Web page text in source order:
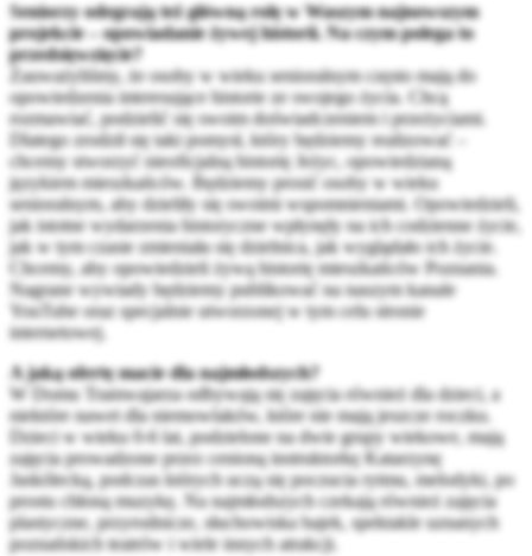
Seniorzy odegrają też główną rolę w Waszym najnowszym
projekcie – opowiadanie żywej historii. Na czym polega to
przedsięwzięcie?
Zauważyliśmy, że osoby w wieku senioralnym często mają do
opowiedzenia interesujące historie ze swojego życia. Chcą
rozmawiać, podzielić się swoim doświadczeniem i przeżyciami.
Dlatego zrodził się taki pomysł, który będziemy realizować –
chcemy stworzyć nieoficjalną historię Jeżyc, opowiedzianą
językiem mieszkańców. Będziemy prosić osoby w wieku
senioralnym, aby dzieliły się swoimi wspomnieniami. Opowiedzieli,
jak istotne wydarzenia historyczne wpłynęły na ich codzienne życie,
jak w tym czasie zmieniała się dzielnica, jak wyglądało ich życie.
Chcemy, aby opowiedzieli żywą historię mieszkańców Poznania.
Nagrane wywiady będziemy publikować na naszym kanale
YouTube oraz specjalnie utworzonej w tym celu stronie
internetowej.
A jaką ofertę macie dla najmłodszych?
W Domu Tramwajarza odbywają się zajęcia również dla dzieci, a
niektóre nawet dla niemowlaków, które nie mają jeszcze roczku.
Dzieci w wieku 0-6 lat, podzielone na dwie grupy wiekowe, mają
zajęcia prowadzone przez cenioną instruktorkę Katarzynę
Jaskólecką, podczas których uczą się poczucia rytmu, melodyki, po
prostu chłoną muzykę. Na najmłodszych czekają również zajęcia
plastyczne, przyrodnicze, słuchowiska bajek, spektakle uznanych
poznańskich teatrów i wiele innych atrakcji.